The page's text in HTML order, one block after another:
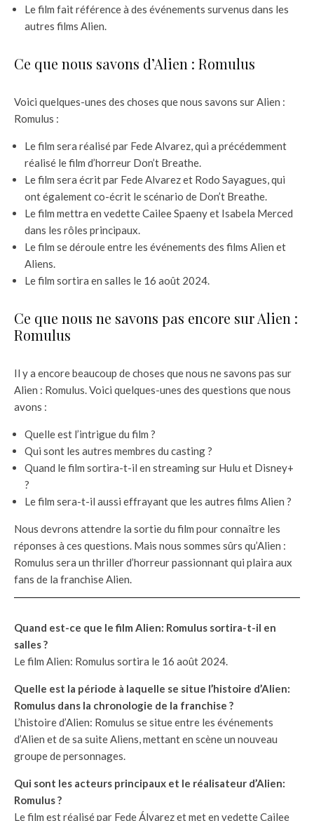
Le film fait référence à des événements survenus dans les
autres films Alien.
Ce que nous savons d’Alien : Romulus
Voici quelques-unes des choses que nous savons sur Alien :
Romulus :
Le film sera réalisé par Fede Alvarez, qui a précédemment
réalisé le film d’horreur Don’t Breathe.
Le film sera écrit par Fede Alvarez et Rodo Sayagues, qui
ont également co-écrit le scénario de Don’t Breathe.
Le film mettra en vedette Cailee Spaeny et Isabela Merced
dans les rôles principaux.
Le film se déroule entre les événements des films Alien et
Aliens.
Le film sortira en salles le 16 août 2024.
Ce que nous ne savons pas encore sur Alien :
Romulus
Il y a encore beaucoup de choses que nous ne savons pas sur
Alien : Romulus. Voici quelques-unes des questions que nous
avons :
Quelle est l’intrigue du film ?
Qui sont les autres membres du casting ?
Quand le film sortira-t-il en streaming sur Hulu et Disney+
?
Le film sera-t-il aussi effrayant que les autres films Alien ?
Nous devrons attendre la sortie du film pour connaître les
réponses à ces questions. Mais nous sommes sûrs qu’Alien :
Romulus sera un thriller d’horreur passionnant qui plaira aux
fans de la franchise Alien.
Quand est-ce que le film Alien: Romulus sortira-t-il en
salles ?
Le film Alien: Romulus sortira le 16 août 2024.
Quelle est la période à laquelle se situe l’histoire d’Alien:
Romulus dans la chronologie de la franchise ?
L’histoire d’Alien: Romulus se situe entre les événements
d’Alien et de sa suite Aliens, mettant en scène un nouveau
groupe de personnages.
Qui sont les acteurs principaux et le réalisateur d’Alien:
Romulus ?
Le film est réalisé par Fede Álvarez et met en vedette Cailee